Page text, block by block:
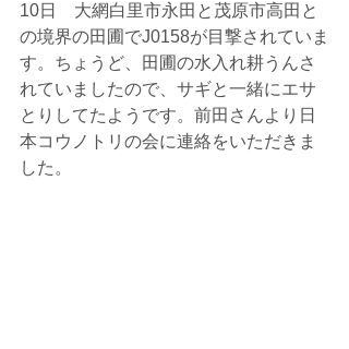
10日　大網白里市永田と茂原市高田と
の境界の田圃でJ0158が目撃されていま
す。ちょうど、田圃の水入れ耕うんさ
れていましたので、サギと一緒にエサ
とりしてたようです。前田さんより日
本コウノトリの会に連絡をいただきま
した。